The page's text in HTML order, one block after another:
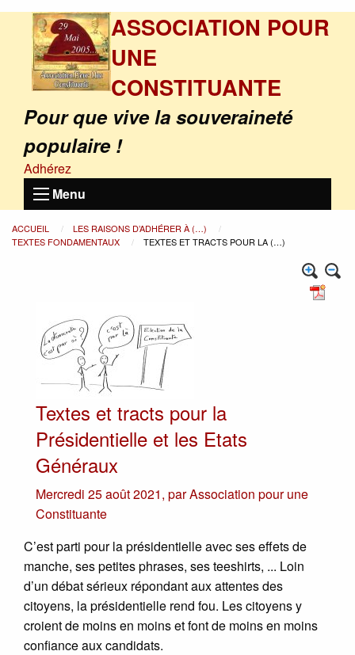
ASSOCIATION POUR
UNE
CONSTITUANTE
Pour que vive la souveraineté
populaire !
Adhérez
Menu
ACCUEIL
LES RAISONS D’ADHÉRER À (…)
TEXTES FONDAMENTAUX
TEXTES ET TRACTS POUR LA (…)
Textes et tracts pour la
Présidentielle et les Etats
Généraux
Mercredi 25 août 2021, parAssociation pour une
Constituante
C’est parti pour la présidentielle avec ses effets de
manche, ses petites phrases, ses teeshirts, ... Loin
d’un débat sérieux répondant aux attentes des
citoyens, la présidentielle rend fou. Les citoyens y
croient de moins en moins et font de moins en moins
confiance aux candidats.